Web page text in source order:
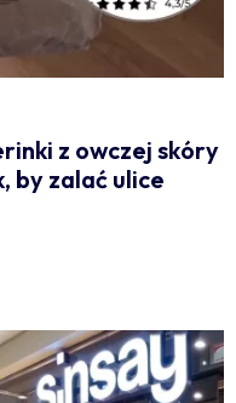
z owczej skóry
by zalać ulice